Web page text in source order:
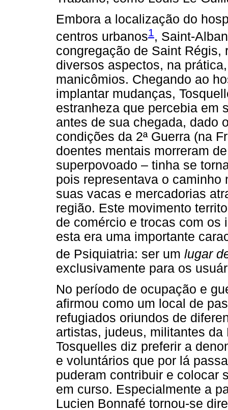
Embora a localização do
centros urbanos1, Saint-
congregação de Saint Régis,
diversos aspectos, na
manicômios. Chegando ao
implantar mudanças,
estranheza que percebia em
antes de sua chegada, dado
condições da 2ª Guerra (na
doentes mentais morreram
superpovoado – tinha se
pois representava o caminho
suas vacas e mercadorias
região. Este movimento
de comércio e trocas com os
esta era uma importante
de Psiquiatria: ser um lugar
exclusivamente para os
No período de ocupação e
afirmou como um local de
refugiados oriundos de
artistas, judeus, militantes
Tosquelles diz preferir a
e voluntários que por lá
puderam contribuir e colocar
em curso. Especialmente a
Lucien Bonnafé tornou-se